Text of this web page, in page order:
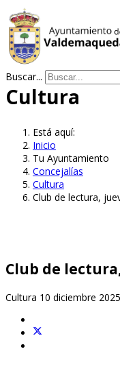
Buscar...
Cultura
Está aquí:
Inicio
Tu Ayuntamiento
Concejalías
Cultura
Club de lectura,
Club de
Cultura 10 diciembre 2025